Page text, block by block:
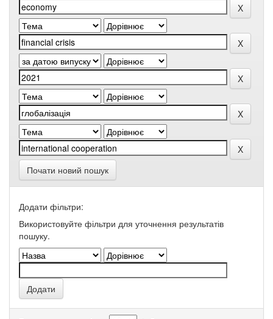
Почати новий пошук
Додати фільтри:
Використовуйте фільтри для уточнення результатів
пошуку.